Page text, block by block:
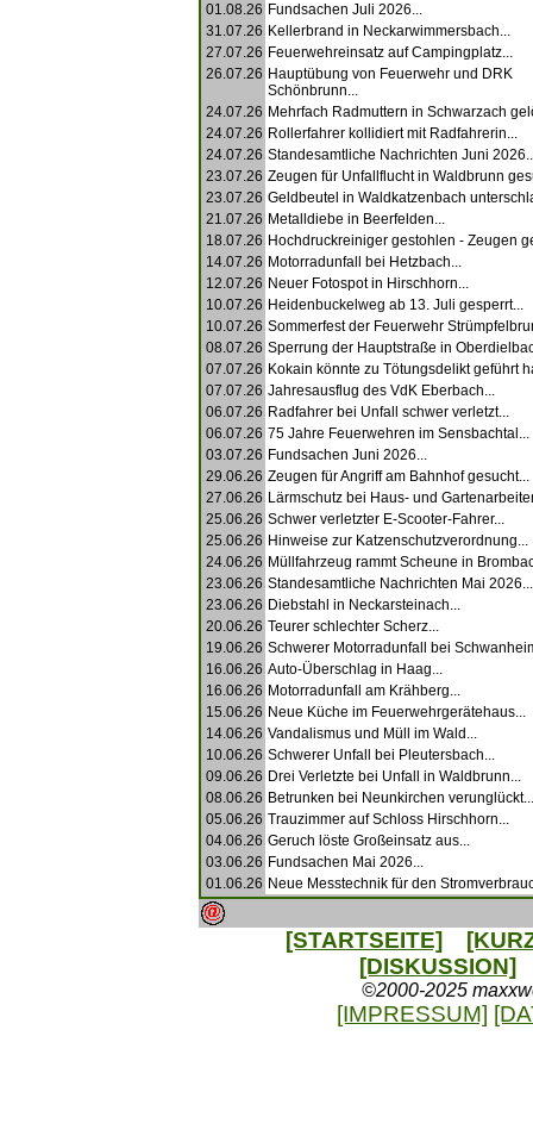
01.08.26 Fundsachen Juli 2026...
31.07.26 Kellerbrand in Neckarwimmersbach...
27.07.26 Feuerwehreinsatz auf Campingplatz...
26.07.26 Hauptübung von Feuerwehr und DRK
Schönbrunn...
24.07.26 Mehrfach Radmuttern in Schwarzach
24.07.26 Rollerfahrer kollidiert mit Radfahrerin...
24.07.26 Standesamtliche Nachrichten Juni
23.07.26 Zeugen für Unfallflucht in Waldbrunn
23.07.26 Geldbeutel in Waldkatzenbach
21.07.26 Metalldiebe in Beerfelden...
18.07.26 Hochdruckreiniger gestohlen - Zeugen
14.07.26 Motorradunfall bei Hetzbach...
12.07.26 Neuer Fotospot in Hirschhorn...
10.07.26 Heidenbuckelweg ab 13. Juli gesperrt...
10.07.26 Sommerfest der Feuerwehr
08.07.26 Sperrung der Hauptstraße in
07.07.26 Kokain könnte zu Tötungsdelikt geführt
07.07.26 Jahresausflug des VdK Eberbach...
06.07.26 Radfahrer bei Unfall schwer verletzt...
06.07.26 75 Jahre Feuerwehren im Sensbachtal...
03.07.26 Fundsachen Juni 2026...
29.06.26 Zeugen für Angriff am Bahnhof gesucht...
27.06.26 Lärmschutz bei Haus- und
25.06.26 Schwer verletzter E-Scooter-Fahrer...
25.06.26 Hinweise zur Katzenschutzverordnung...
24.06.26 Müllfahrzeug rammt Scheune in
23.06.26 Standesamtliche Nachrichten Mai 2026...
23.06.26 Diebstahl in Neckarsteinach...
20.06.26 Teurer schlechter Scherz...
19.06.26 Schwerer Motorradunfall bei
16.06.26 Auto-Überschlag in Haag...
16.06.26 Motorradunfall am Krähberg...
15.06.26 Neue Küche im Feuerwehrgerätehaus...
14.06.26 Vandalismus und Müll im Wald...
10.06.26 Schwerer Unfall bei Pleutersbach...
09.06.26 Drei Verletzte bei Unfall in Waldbrunn...
08.06.26 Betrunken bei Neunkirchen verunglückt...
05.06.26 Trauzimmer auf Schloss Hirschhorn...
04.06.26 Geruch löste Großeinsatz aus...
03.06.26 Fundsachen Mai 2026...
01.06.26 Neue Messtechnik für den
[STARTSEITE]
[DISKUSSION]
©2000-2025
[IMPRESSUM]